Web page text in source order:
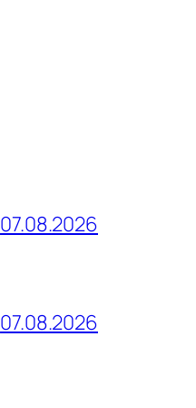
07.08.2026
07.08.2026